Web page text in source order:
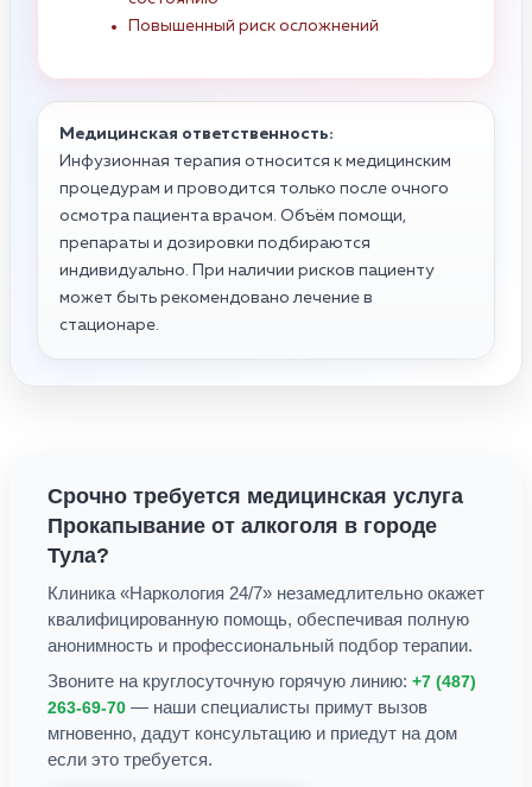
Повышенный риск осложнений
Медицинская ответственность:
Инфузионная терапия относится к медицинским
процедурам и проводится только после очного
осмотра пациента врачом. Объём помощи,
препараты и дозировки подбираются
индивидуально. При наличии рисков пациенту
может быть рекомендовано лечение в
стационаре.
Срочно требуется медицинская услуга
Прокапывание от алкоголя в городе
Тула?
Клиника «Наркология 24/7» незамедлительно окажет
квалифицированную помощь, обеспечивая полную
анонимность и профессиональный подбор терапии.
Звоните на круглосуточную горячую линию: +7 (487)
263-69-70 — наши специалисты примут вызов
мгновенно, дадут консультацию и приедут на дом
если это требуется.